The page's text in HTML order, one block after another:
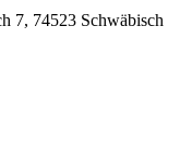
7, 74523 Schwäbisch